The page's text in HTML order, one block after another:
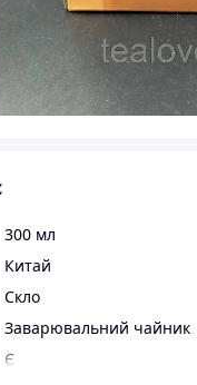
300 мл
Китай
Скло
Заварювальний чайник
Є